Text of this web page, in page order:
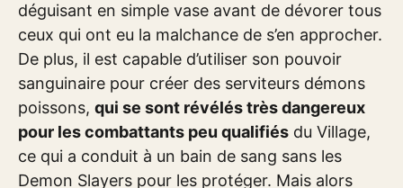
déguisant en simple vase avant de dévorer tous
ceux qui ont eu la malchance de s’en approcher.
De plus, il est capable d’utiliser son pouvoir
sanguinaire pour créer des serviteurs démons
poissons, qui se sont révélés très dangereux
pour les combattants peu qualifiés du Village,
ce qui a conduit à un bain de sang sans les
Demon Slayers pour les protéger. Mais alors